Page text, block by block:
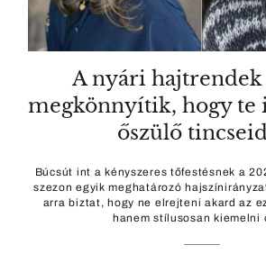
A nyári hajtrendek
megkönnyítik, hogy te
őszülő
Búcsút int a kényszeres tőfestésnek a
szezon egyik meghatározó
arra biztat, hogy ne elrejteni akard az
hanem stílusosan kiemelni